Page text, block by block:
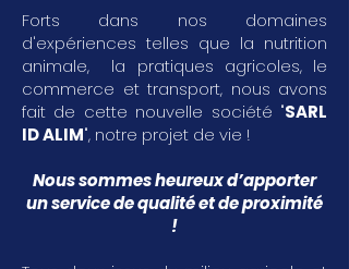
Forts dans nos domaines
d'expériences telles que la nutrition
animale, la pratiques agricoles, le
commerce et transport, nous avons
fait de cette nouvelle société "SARL
ID ALIM", notre projet de vie !
Nous sommes heureux d’apporter
un service de qualité et de proximité
!